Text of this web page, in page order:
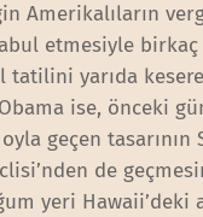
Amerikalıların
etmesiyle birkaç
tatilini yarıda
ise, önceki
geçen tasarının
de
yeri Hawaii’deki